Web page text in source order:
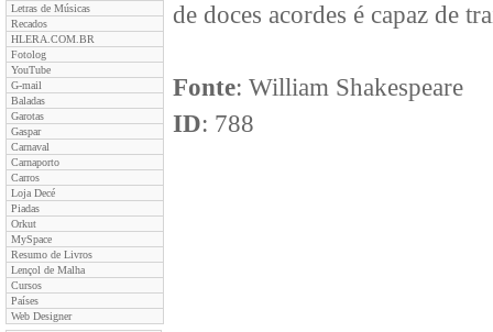
Letras de Músicas
Recados
HLERA.COM.BR
Fotolog
YouTube
G-mail
Baladas
Garotas
Gaspar
Carnaval
Carnaporto
Carros
Loja Decé
Piadas
Orkut
MySpace
Resumo de Livros
Lençol de Malha
Cursos
Países
Web Designer
de doces acordes é capaz de
Fonte: William Shakespeare
ID: 788